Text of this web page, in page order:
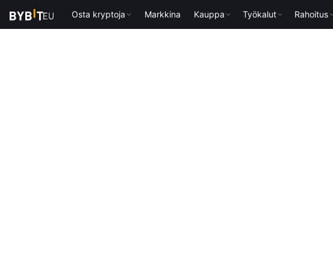
Osta kryptoja Markkina Kauppa Työkalut Rahoitus